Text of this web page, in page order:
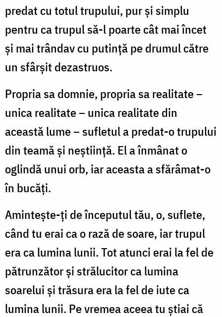
predat cu totul trupului, pur şi simplu
pentru ca trupul să-l poarte cât mai încet
şi mai trândav cu putinţă pe drumul către
un sfârşit dezastruos.
Propria sa domnie, propria sa realitate –
unica realitate – unica realitate din
această lume – sufletul a predat-o trupului
din teamă şi neştiinţă. El a înmânat o
oglindă unui orb, iar aceasta a sfărâmat-o
în bucăţi.
Aminteşte-ţi de începutul tău, o, suflete,
când tu erai ca o rază de soare, iar trupul
era ca lumina lunii. Tot atunci erai la fel de
pătrunzător şi strălucitor ca lumina
soarelui şi trăsura era la fel de iute ca
lumina lunii. Pe vremea aceea tu ştiai că